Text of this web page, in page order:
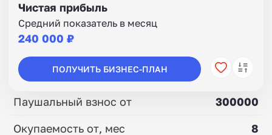
Чистая прибыль
Средний показатель в месяц
240 000 ₽
ПОЛУЧИТЬ БИЗНЕС-ПЛАН
Паушальный взнос от
300000
Окупаемость от, мес
8